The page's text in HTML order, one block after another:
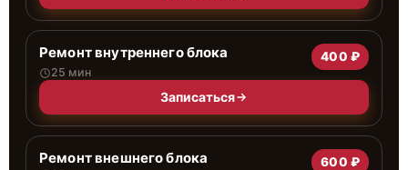
Ремонт внутреннего блока
25 мин
400 ₽
Записаться
Ремонт внешнего блока 600 ₽